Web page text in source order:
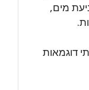
מים,
דוגמאות